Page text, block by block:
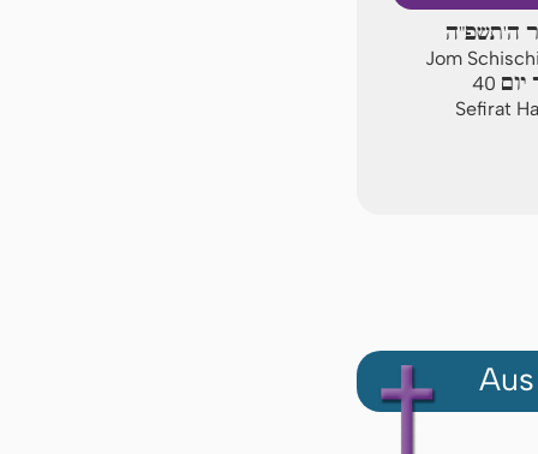
ה'תשפ"ה
Jom
40
Sefirat